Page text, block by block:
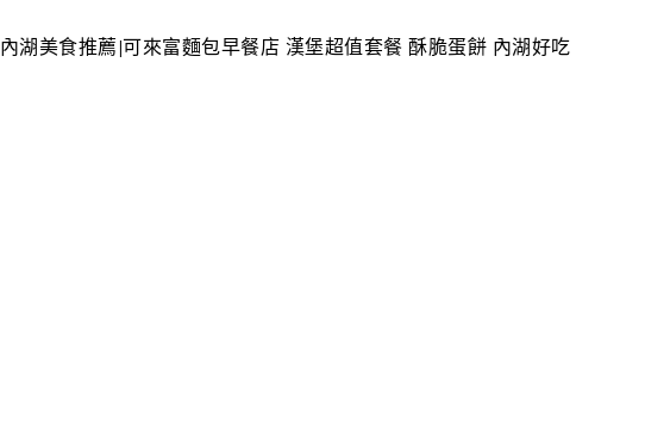
內湖美食推薦|可來富麵包早餐店 漢堡超值套餐 酥脆蛋餅 內湖好吃